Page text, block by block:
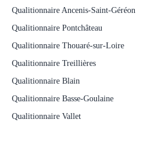
Qualitionnaire Ancenis-Saint-Géréon
Qualitionnaire Pontchâteau
Qualitionnaire Thouaré-sur-Loire
Qualitionnaire Treillières
Qualitionnaire Blain
Qualitionnaire Basse-Goulaine
Qualitionnaire Vallet